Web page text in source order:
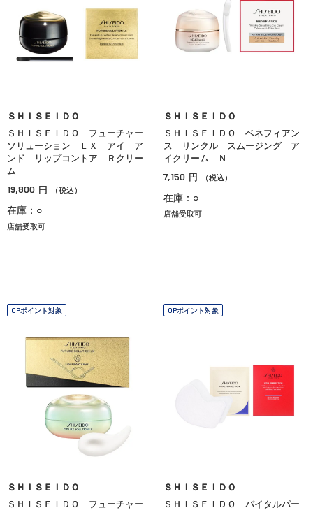
ＳＨＩＳＥＩＤＯ
ＳＨＩＳＥＩＤＯ フューチャー
ソリューション ＬＸ アイ ア
ンド リップコントア Ｒクリー
ム
19,800 円 （税込）
在庫：○
店舗受取可
ＳＨＩＳＥＩＤＯ
ＳＨＩＳＥＩＤＯ ベネフィアン
ス リンクル スムージング ア
イクリーム Ｎ
7,150 円 （税込）
在庫：○
店舗受取可
OPポイント対象
ＳＨＩＳＥＩＤＯ
ＳＨＩＳＥＩＤＯ フューチャー
OPポイント対象
ＳＨＩＳＥＩＤＯ
ＳＨＩＳＥＩＤＯ バイタルパー